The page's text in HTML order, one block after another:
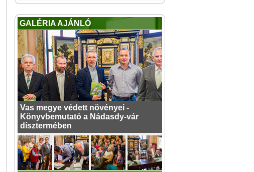
GALÉRIA AJÁNLÓ
Vas megye védett növényei -
Könyvbemutató a Nádasdy-vár
dísztermében